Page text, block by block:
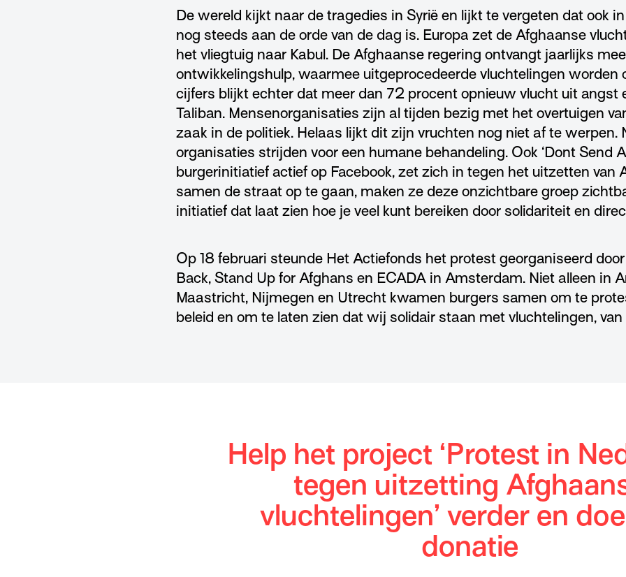
De wereld kijkt naar de tragedies in Syrië en lijkt te vergeten dat ook
nog steeds aan de orde van de dag is. Europa zet de Afghaanse
het vliegtuig naar Kabul. De Afghaanse regering ontvangt jaarlijks
ontwikkelingshulp, waarmee uitgeprocedeerde vluchtelingen worden
cijfers blijkt echter dat meer dan 72 procent opnieuw vlucht uit angst
Taliban. Mensenorganisaties zijn al tijden bezig met het overtuigen
zaak in de politiek. Helaas lijkt dit zijn vruchten nog niet af te werpen.
organisaties strijden voor een humane behandeling. Ook ‘Dont Send
burgerinitiatief actief op Facebook, zet zich in tegen het uitzetten van
samen de straat op te gaan, maken ze deze onzichtbare groep
initiatief dat laat zien hoe je veel kunt bereiken door solidariteit en
Op 18 februari steunde Het Actiefonds het protest georganiseerd
Back, Stand Up for Afghans en ECADA in Amsterdam. Niet alleen in
Maastricht, Nijmegen en Utrecht kwamen burgers samen om te
beleid en om te laten zien dat wij solidair staan met vluchtelingen,
Help het project ‘Protest in
tegen uitzetting
vluchtelingen’ verder en
donatie